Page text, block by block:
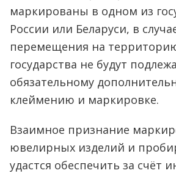
маркированы в одном из
России или Беларуси, в
перемещения на
государства не будут
обязательному
клеймению и маркировке.
Взаимное признание
ювелирных изделий и
удастся обеспечить за счёт